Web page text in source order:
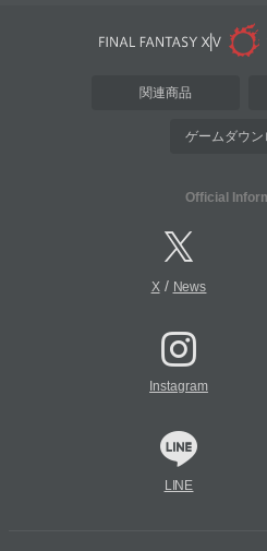
関連商品
ゲームダウン
Official
X/ News
Instagram
LINE